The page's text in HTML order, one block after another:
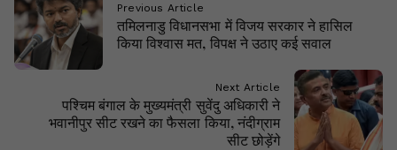
Previous Article
तमिलनाडु विधानसभा में विजय सरकार ने हासिल
किया विश्वास मत, विपक्ष ने उठाए कई सवाल
Next Article
पश्चिम बंगाल के मुख्यमंत्री सुवेंदु अधिकारी ने
भवानीपुर सीट रखने का फैसला किया, नंदीग्राम
सीट छोड़ेंगे